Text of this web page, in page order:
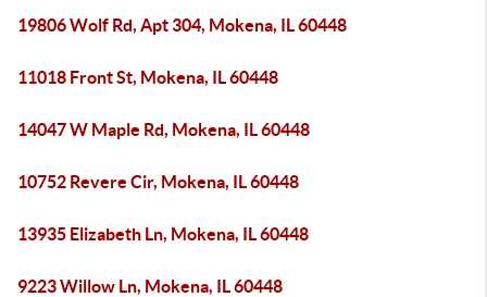
19806 Wolf Rd, Apt 304, Mokena, IL 60448
11018 Front St, Mokena, IL 60448
14047 W Maple Rd, Mokena, IL 60448
10752 Revere Cir, Mokena, IL 60448
13935 Elizabeth Ln, Mokena, IL 60448
9223 Willow Ln, Mokena, IL 60448